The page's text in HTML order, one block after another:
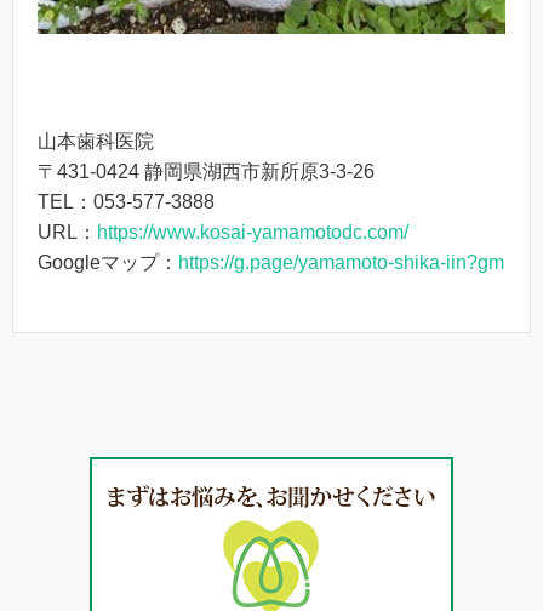
山本歯科医院
〒431-0424 静岡県湖西市新所原3-3-26
TEL：053-577-3888
URL： https://www.kosai-yamamotodc.com/
Googleマップ： https://g.page/yamamoto-shika-iin?gm